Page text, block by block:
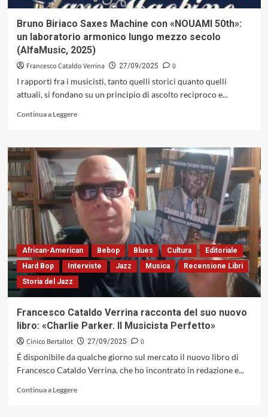
pensante,
geometrie
timbriche
e
visioni
(Carosello,
1978)
Bruno Biriaco Saxes Machine con «NOUAMI 50th»:
un laboratorio armonico lungo mezzo secolo
(AlfaMusic, 2025)
Francesco Cataldo Verrina 27/09/2025
0
I rapporti fra i musicisti, tanto quelli storici quanto quelli
attuali, si fondano su un principio di ascolto reciproco e...
Continua a LeggereLeggi
su
Bruno
Biriaco
Saxes
Machine
con
«NOUAMI
50th»:
laboratorio
armonico
lungo
2025)
African-American Bebop Blues Cultura
Editoriale
Hard Bop
Interviste Jazz Musica
Recensione Libri
Storia del Jazz
Francesco Cataldo Verrina racconta del suo nuovo
libro: «Charlie Parker. Il Musicista Perfetto»
Cinico Bertallot 27/09/2025
0
É disponibile da qualche giorno sul mercato il nuovo libro di
Francesco Cataldo Verrina, che ho incontrato in redazione e...
Continua a LeggereLeggi